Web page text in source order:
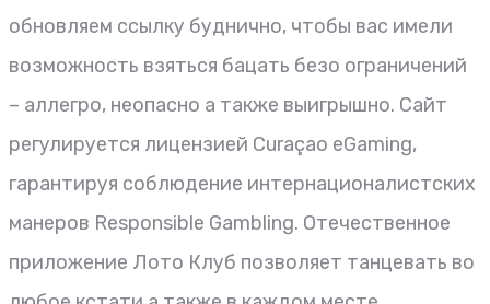
обновляем ссылку буднично, чтобы вас имели
возможность взяться бацать безо ограничений
– аллегро, неопасно а также выигрышно. Сайт
регулируется лицензией Curaçao eGaming,
гарантируя соблюдение интернационалистских
манеров Responsible Gambling. Отечественное
приложение Лото Клуб позволяет танцевать во